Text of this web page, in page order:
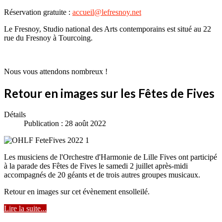
Réservation gratuite : accueil@lefresnoy.net
Le Fresnoy, Studio national des Arts contemporains est situé au 22
rue du Fresnoy à Tourcoing.
Nous vous attendons nombreux !
Retour en images sur les Fêtes de Fives
Détails
Publication : 28 août 2022
Les musiciens de l'Orchestre d'Harmonie de Lille Fives ont participé
à la parade des Fêtes de Fives le samedi 2 juillet après-midi
accompagnés de 20 géants et de trois autres groupes musicaux.
Retour en images sur cet évènement ensolleilé.
Lire la suite...